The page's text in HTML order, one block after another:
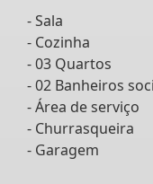
- Sala
- Cozinha
- 03 Quartos
- 02 Banheiros
- Área de serviço
- Churrasqueira
- Garagem